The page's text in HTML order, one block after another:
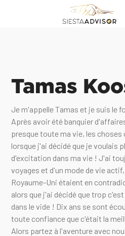
Tamas
Je m'appelle Tamas et je suis le
Après avoir été banquier
presque toute ma vie, les choses
lorsque j'ai décidé que je voulais
d'excitation dans ma vie ! J'ai
voyages et d'un mode de vie
Royaume-Uni étaient en
alors que j'ai décidé que trop
dans le vide ! Dix ans se sont
toute confiance que c'était la
Alors partez à l'aventure avec